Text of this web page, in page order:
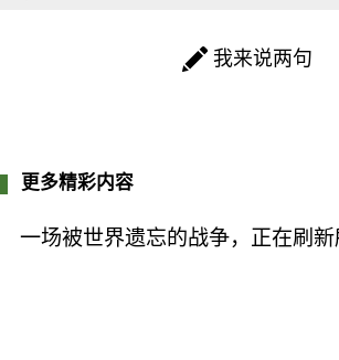
我来说两句
更多精彩内容
一场被世界遗忘的战争，正在刷新